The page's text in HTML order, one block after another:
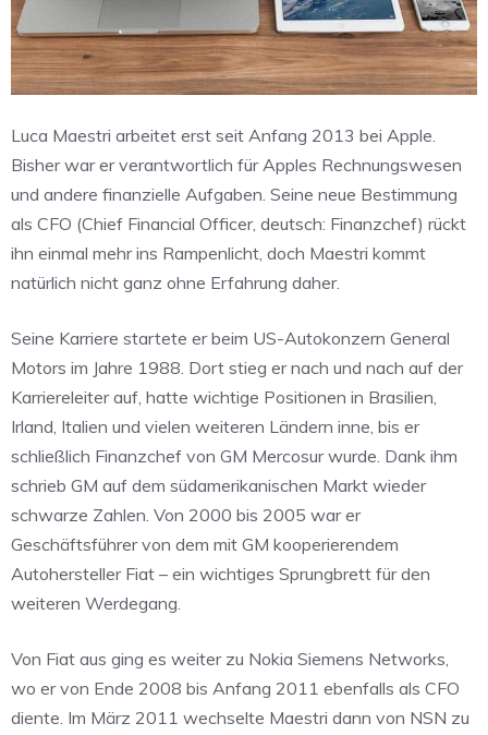
Luca Maestri arbeitet erst seit Anfang 2013 bei Apple.
Bisher war er verantwortlich für Apples Rechnungswesen
und andere finanzielle Aufgaben. Seine neue Bestimmung
als CFO (Chief Financial Officer, deutsch: Finanzchef) rückt
ihn einmal mehr ins Rampenlicht, doch Maestri kommt
natürlich nicht ganz ohne Erfahrung daher.
Seine Karriere startete er beim US-Autokonzern General
Motors im Jahre 1988. Dort stieg er nach und nach auf der
Karriereleiter auf, hatte wichtige Positionen in Brasilien,
Irland, Italien und vielen weiteren Ländern inne, bis er
schließlich Finanzchef von GM Mercosur wurde. Dank ihm
schrieb GM auf dem südamerikanischen Markt wieder
schwarze Zahlen. Von 2000 bis 2005 war er
Geschäftsführer von dem mit GM kooperierendem
Autohersteller Fiat – ein wichtiges Sprungbrett für den
weiteren Werdegang.
Von Fiat aus ging es weiter zu Nokia Siemens Networks,
wo er von Ende 2008 bis Anfang 2011 ebenfalls als CFO
diente. Im März 2011 wechselte Maestri dann von NSN zu